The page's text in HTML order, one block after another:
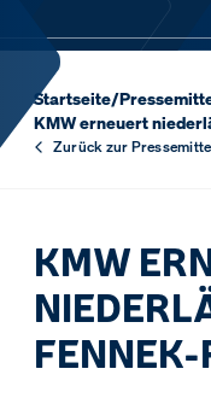
Startseite/
KMW erneuert
Zurück zur
KMW